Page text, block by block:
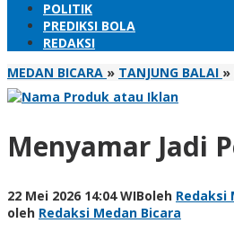
POLITIK
PREDIKSI BOLA
REDAKSI
MEDAN BICARA » TANJUNG BALAI »
Menyamar Jadi
22 Mei 2026 14:04 WIBoleh Redaksi
oleh Redaksi Medan Bicara